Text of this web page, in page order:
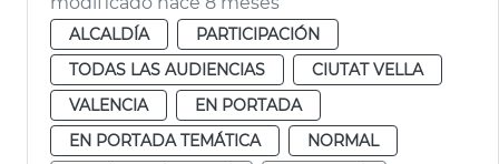
ALCALDÍA
PARTICIPACIÓN
TODAS LAS AUDIENCIAS
CIUTAT VELLA
VALENCIA
EN PORTADA
EN PORTADA TEMÁTICA
NORMAL